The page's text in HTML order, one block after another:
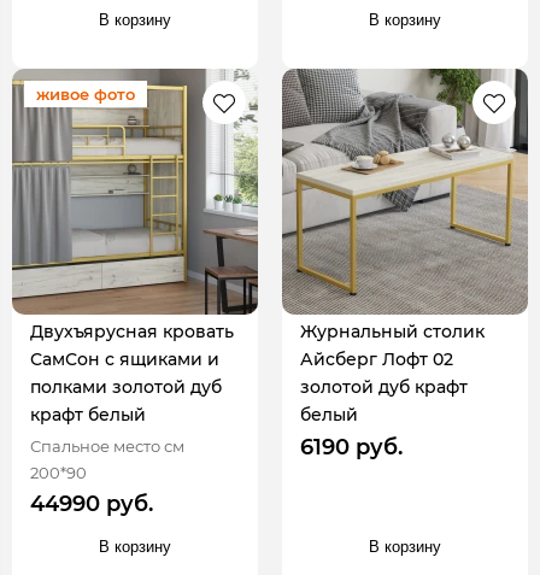
В корзину В корзину
живое фото
Двухъярусная кровать
СамСон с ящиками и
полками золотой дуб
крафт белый
Спальное место см
200*90
44990 руб.
В корзину
Журнальный столик
Айсберг Лофт 02
золотой дуб крафт
белый
6190 руб.
В корзину